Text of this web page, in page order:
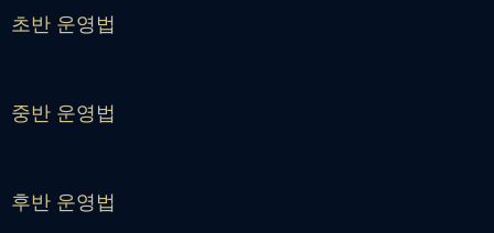
초반 운영법
중반 운영법
후반 운영법